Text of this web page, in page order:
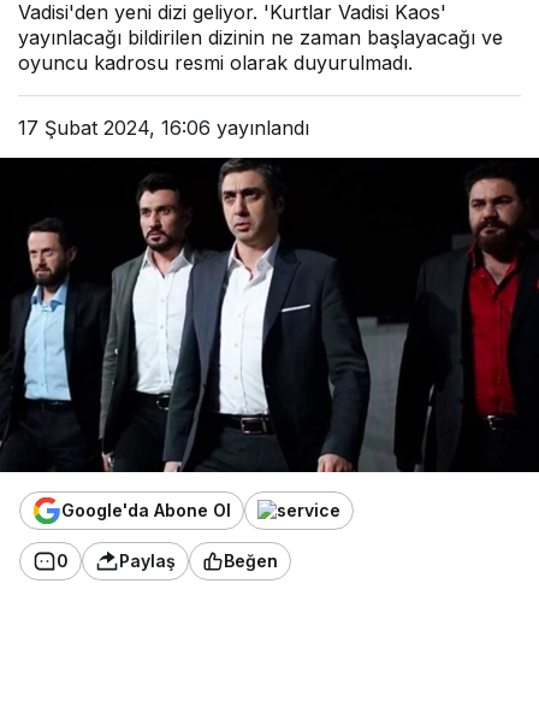
Vadisi'den yeni dizi geliyor. 'Kurtlar Vadisi Kaos'
yayınlacağı bildirilen dizinin ne zaman başlayacağı ve
oyuncu kadrosu resmi olarak duyurulmadı.
17 Şubat 2024, 16:06 yayınlandı
Google'da Abone Ol
0 Paylaş Beğen